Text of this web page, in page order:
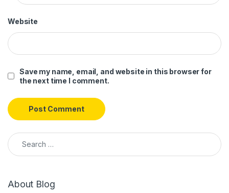
Website
Save my name, email, and website in this browser for
the next time I comment.
About Blog